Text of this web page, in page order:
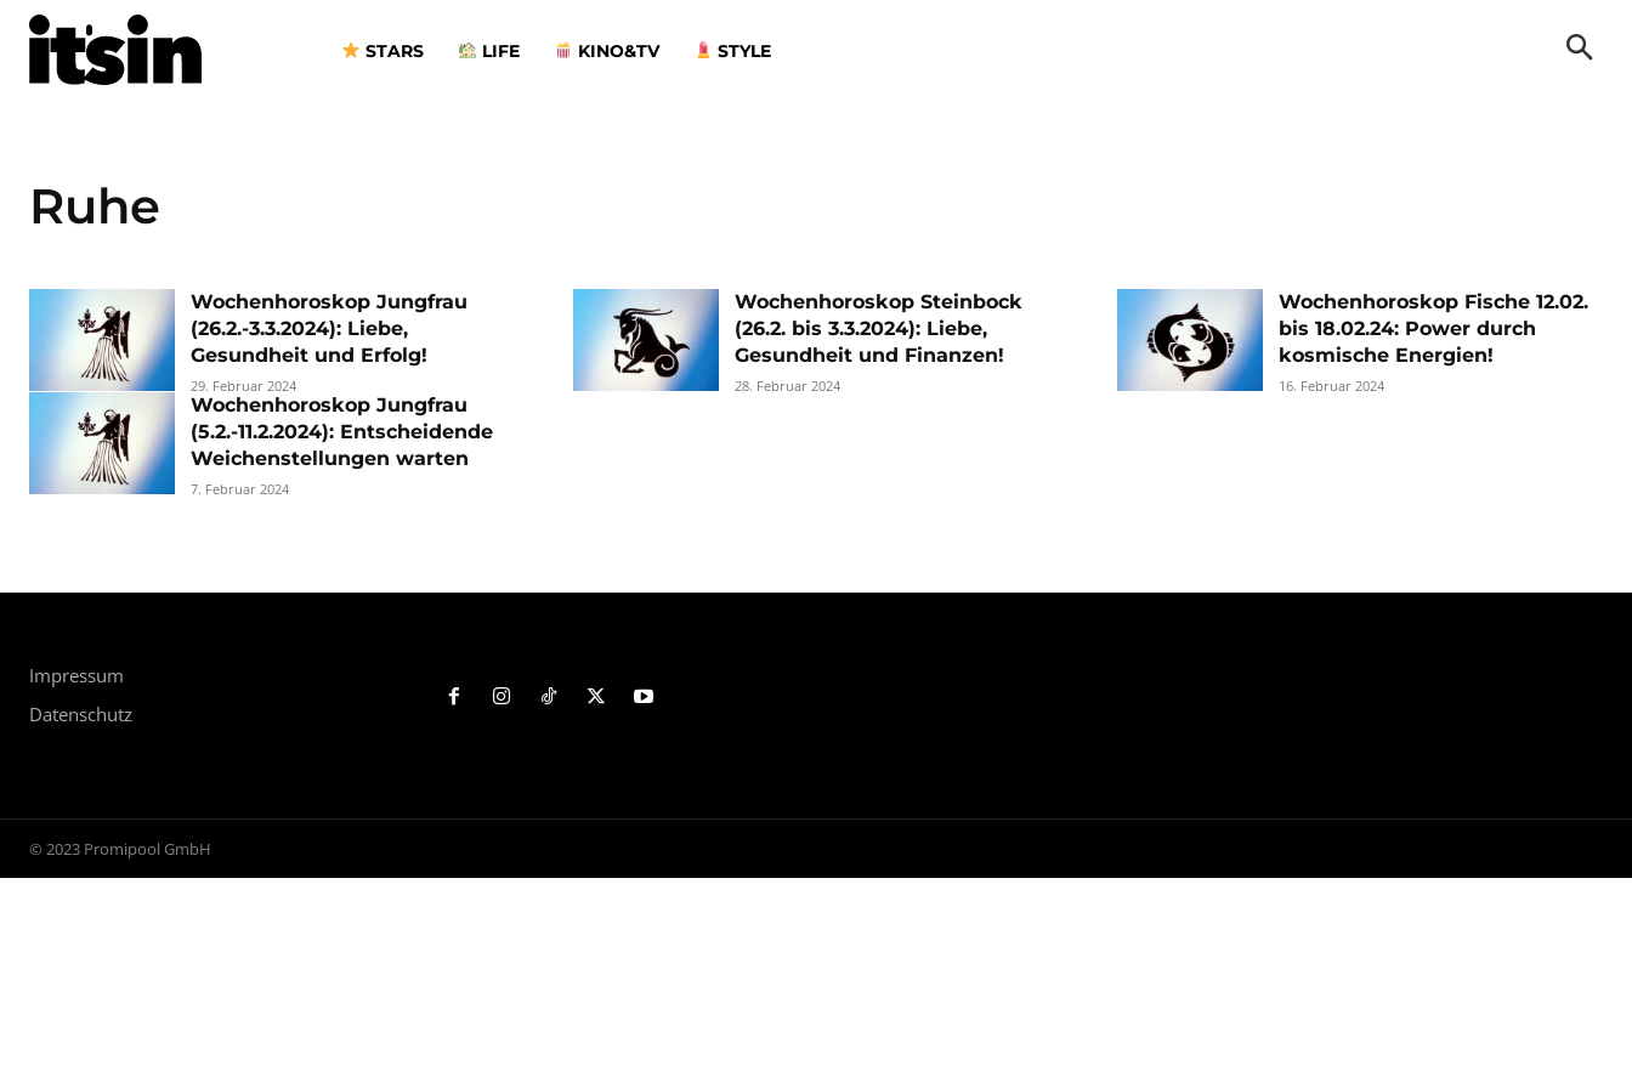
STARS LIFE KINO&TV STYLE
Ruhe
Wochenhoroskop Jungfrau
(26.2.-3.3.2024): Liebe,
Gesundheit und Erfolg!
29. Februar 2024
Wochenhoroskop Steinbock
(26.2. bis 3.3.2024): Liebe,
Gesundheit und Finanzen!
28. Februar 2024
Wochenhoroskop Fische 12.02.
bis 18.02.24: Power durch
kosmische Energien!
16. Februar 2024
Wochenhoroskop Jungfrau
(5.2.-11.2.2024): Entscheidende
Weichenstellungen warten
7. Februar 2024
Impressum
Datenschutz
© 2023 Promipool GmbH